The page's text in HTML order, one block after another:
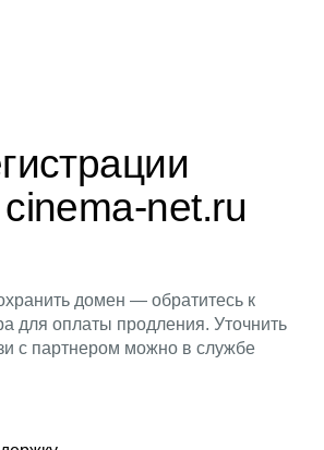
net.ru
домен — обратитесь к
для оплаты продления. Уточнить
с партнером можно в службе